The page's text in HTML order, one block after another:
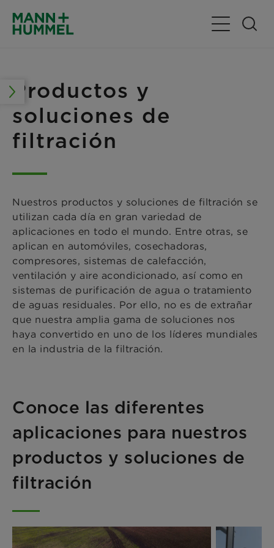
Alternar
Productos y
soluciones de
filtración
Nuestros productos y soluciones de filtración se
utilizan cada día en gran variedad de
aplicaciones en todo el mundo. Entre otras, se
aplican en automóviles, cosechadoras,
compresores, sistemas de calefacción,
ventilación y aire acondicionado, así como en
sistemas de purificación de agua o tratamiento
de aguas residuales. Por ello, no es de extrañar
que nuestra amplia gama de soluciones nos
haya convertido en uno de los líderes mundiales
en la industria de la filtración.
Conoce las diferentes
aplicaciones para nuestros
productos y soluciones de
filtración